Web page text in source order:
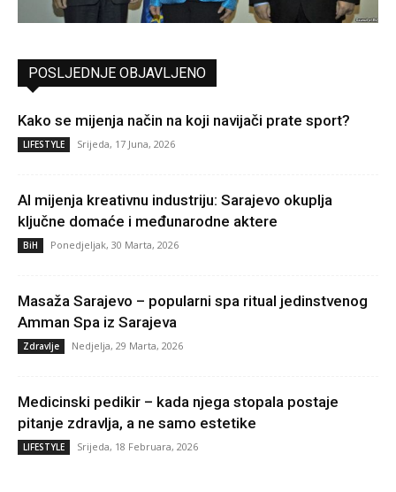
POSLJEDNJE OBJAVLJENO
Kako se mijenja način na koji navijači prate sport?
LIFESTYLE Srijeda, 17 Juna, 2026
AI mijenja kreativnu industriju: Sarajevo okuplja
ključne domaće i međunarodne aktere
BiH Ponedjeljak, 30 Marta, 2026
Masaža Sarajevo – popularni spa ritual jedinstvenog
Amman Spa iz Sarajeva
Zdravlje Nedjelja, 29 Marta, 2026
Medicinski pedikir – kada njega stopala postaje
pitanje zdravlja, a ne samo estetike
LIFESTYLE Srijeda, 18 Februara, 2026